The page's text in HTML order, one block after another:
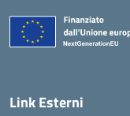
Link Esterni